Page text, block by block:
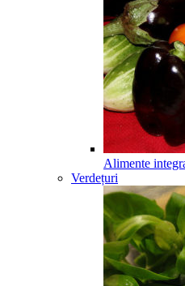
Alimente
Verdețuri